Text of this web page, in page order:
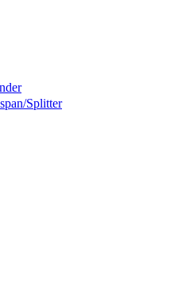
Splitter